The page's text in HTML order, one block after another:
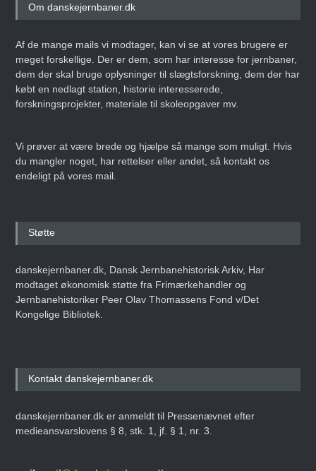
Om danskejernbaner.dk
Af de mange mails vi modtager, kan vi se at vores brugere er
meget forskellige. Der er dem, som har interesse for jernbaner,
dem der skal bruge oplysninger til slægtsforskning, dem der har
købt en nedlagt station, historie interesserede,
forskningsprojekter, materiale til skoleopgaver mv.
Vi prøver at være brede og hjælpe så mange som muligt. Hvis
du mangler noget, har rettelser eller andet, så kontakt os
endeligt på vores mail.
Støtte
danskejernbaner.dk, Dansk Jernbanehistorisk Arkiv, Har
modtaget økonomisk støtte fra Frimærkehandler og
Jernbanehistoriker Peer Olav Thomassens Fond v/Det
Kongelige Bibliotek.
Kontakt danskejernbaner.dk
danskejernbaner.dk er anmeldt til Pressenævnet efter
medieansvarslovens § 8, stk. 1, jf. § 1, nr. 3.